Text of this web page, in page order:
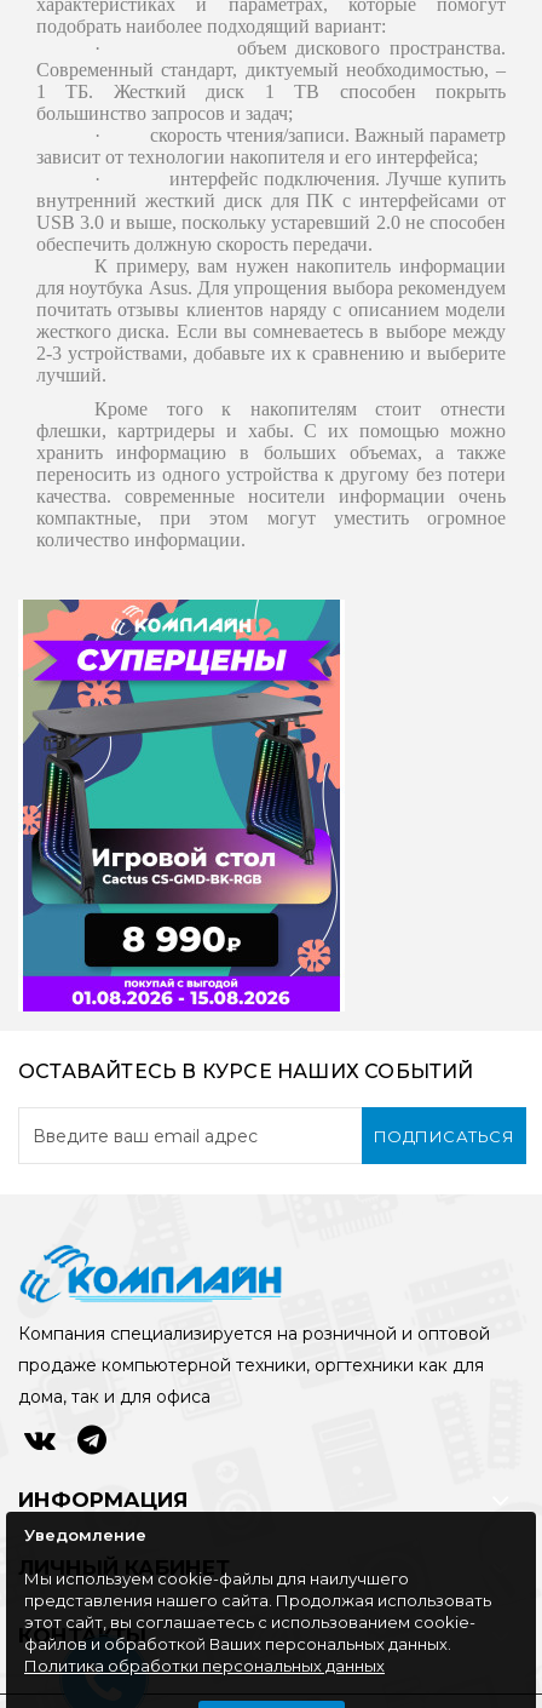
характеристиках и параметрах, которые помогут
подобрать наиболее подходящий вариант:
·
объем дискового пространства.
Современный стандарт, диктуемый необходимостью, –
1 ТБ. Жесткий диск 1 ТВ способен покрыть
большинство запросов и задач;
·
скорость чтения/записи. Важный параметр
зависит от технологии накопителя и его интерфейса;
·
интерфейс подключения. Лучше купить
внутренний жесткий диск для ПК с интерфейсами от
USB 3.0 и выше, поскольку устаревший 2.0 не способен
обеспечить должную скорость передачи.
К примеру, вам нужен накопитель информации
для ноутбука Asus. Для упрощения выбора рекомендуем
почитать отзывы клиентов наряду с описанием модели
жесткого диска. Если вы сомневаетесь в выборе между
2-3 устройствами, добавьте их к сравнению и выберите
лучший.
Кроме того к накопителям стоит отнести
флешки, картридеры и хабы. С их помощью можно
хранить информацию в больших объемах, а также
переносить из одного устройства к другому без потери
качества. современные носители информации очень
компактные, при этом могут уместить огромное
количество информации.
ОСТАВАЙТЕСЬ В КУРСЕ НАШИХ СОБЫТИЙ
ПОДПИСАТЬСЯ
Компания специализируется на розничной и оптовой
продаже компьютерной техники, оргтехники как для
дома, так и для офиса
ИНФОРМАЦИЯ
ЛИЧНЫЙ КАБИНЕТ
КОНТАКТЫ
Уведомление
Мы используем cookie-файлы для наилучшего
представления нашего сайта. Продолжая использовать
этот сайт, вы соглашаетесь с использованием cookie-
файлов и обработкой Ваших персональных данных.
Политика обработки персональных данных